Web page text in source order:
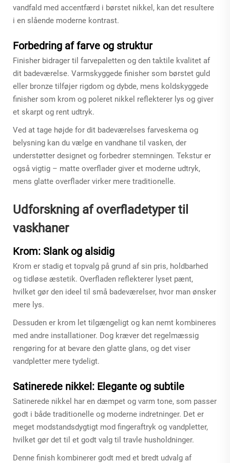
vandfald med accentfærd i børstet nikkel, kan det resultere
i en slående moderne kontrast.
Forbedring af farve og struktur
Finisher bidrager til farvepaletten og den taktile kvalitet af
dit badeværelse. Varmskyggede finisher som børstet guld
eller bronze tilføjer rigdom og dybde, mens koldskyggede
finisher som krom og poleret nikkel reflekterer lys og giver
et skarpt og rent udtryk.
Ved at tage højde for dit badeværelses farveskema og
belysning kan du vælge en vandhane til vasken, der
understøtter designet og forbedrer stemningen. Tekstur er
også vigtig – matte overflader giver et moderne udtryk,
mens glatte overflader virker mere traditionelle.
Udforskning af overfladetyper til
vaskhaner
Krom: Slank og alsidig
Krom er stadig et topvalg på grund af sin pris, holdbarhed
og tidløse æstetik. Overfladen reflekterer lyset pænt,
hvilket gør den ideel til små badeværelser, hvor man ønsker
mere lys.
Dessuden er krom let tilgængeligt og kan nemt kombineres
med andre installationer. Dog kræver det regelmæssig
rengøring for at bevare den glatte glans, og det viser
vandpletter mere tydeligt.
Satinerede nikkel: Elegante og subtile
Satinerede nikkel har en dæmpet og varm tone, som passer
godt i både traditionelle og moderne indretninger. Det er
meget modstandsdygtigt mod fingeraftryk og vandpletter,
hvilket gør det til et godt valg til travle husholdninger.
Denne finish kombinerer godt med et bredt udvalg af